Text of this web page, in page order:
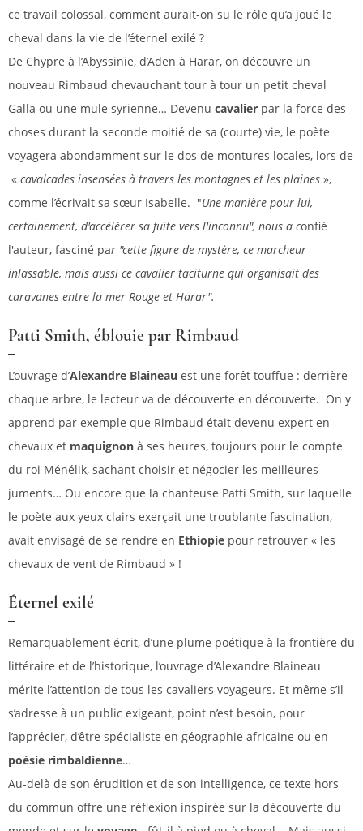
ce travail colossal, comment aurait-on su le rôle qu’a joué le
cheval dans la vie de l’éternel exilé ?
De Chypre à l’Abyssinie, d’Aden à Harar, on découvre un
nouveau Rimbaud chevauchant tour à tour un petit cheval
Galla ou une mule syrienne… Devenu cavalier par la force des
choses durant la seconde moitié de sa (courte) vie, le poète
voyagera abondamment sur le dos de montures locales, lors de
« cavalcades insensées à travers les montagnes et les plaines »,
comme l’écrivait sa sœur Isabelle. "Une manière pour lui,
certainement, d'accélérer sa fuite vers l'inconnu", nous a confié
l'auteur, fasciné par "cette figure de mystère, ce marcheur
inlassable, mais aussi ce cavalier taciturne qui organisait des
caravanes entre la mer Rouge et Harar".
Patti Smith, éblouie par Rimbaud
L’ouvrage d’Alexandre Blaineau est une forêt touffue : derrière
chaque arbre, le lecteur va de découverte en découverte. On y
apprend par exemple que Rimbaud était devenu expert en
chevaux et maquignon à ses heures, toujours pour le compte
du roi Ménélik, sachant choisir et négocier les meilleures
juments… Ou encore que la chanteuse Patti Smith, sur laquelle
le poète aux yeux clairs exerçait une troublante fascination,
avait envisagé de se rendre en Ethiopie pour retrouver « les
chevaux de vent de Rimbaud » !
Éternel exilé
Remarquablement écrit, d’une plume poétique à la frontière du
littéraire et de l’historique, l’ouvrage d’Alexandre Blaineau
mérite l’attention de tous les cavaliers voyageurs. Et même s’il
s’adresse à un public exigeant, point n’est besoin, pour
l’apprécier, d’être spécialiste en géographie africaine ou en
poésie rimbaldienne…
Au-delà de son érudition et de son intelligence, ce texte hors
du commun offre une réflexion inspirée sur la découverte du